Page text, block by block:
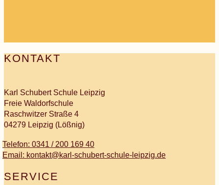
KONTAKT
Karl Schubert Schule Leipzig
Freie Waldorfschule
Raschwitzer Straße 4
04279 Leipzig (Lößnig)
Telefon: 0341 / 200 169 40
Email: kontakt@karl-schubert-schule-leipzig.de
SERVICE